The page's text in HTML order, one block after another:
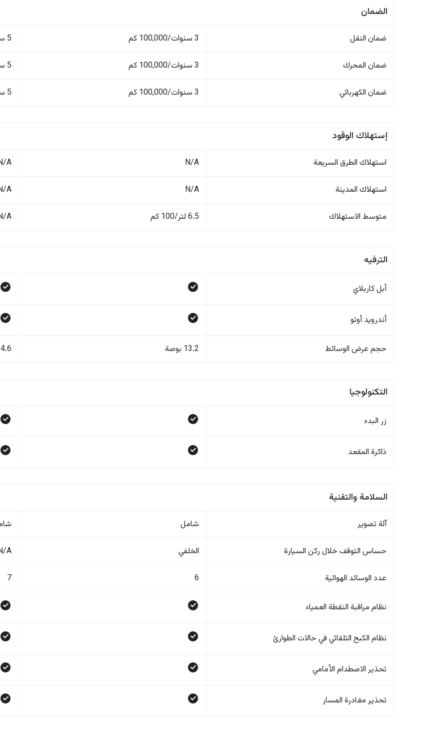
الضمان
ضمان النقل 3 سنوات/100,000 كم 5 سنوات/150,000 كم
ضمان المحرك 3 سنوات/100,000 كم 5 سنوات/150,000 كم
ضمان الكهربائي 3 سنوات/100,000 كم 5 سنوات/150,000 كم
إستهلاك الوقود
استهلاك الطرق السريعة N/A
A
استهلاك المدينة N/A
A
متوسط الاستهلاك 6.5 لتر/100 كم A
الترفيه
أبل كاربلاي
أندرويد أوتو
حجم عرض الوسائط 13.2 بوصة 14.6
التكنولوجيا
زر البدء
ذاكرة المقعد
السلامة والتقنية
آلة تصوير شامل
حساس التوقف خلال ركن السيارة الخلفي A
عدد الوسائد الهوائية 6
7
نظام مراقبة النقطة العمياء
نظام الكبح التلقائي في حالات الطوارئ
تحذير الاصطدام الأمامي
تحذير مغادرة المسار